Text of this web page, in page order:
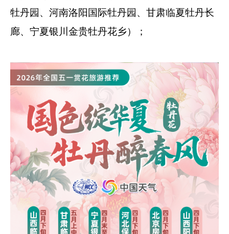
牡丹园、河南洛阳国际牡丹园、甘肃临夏牡丹长
廊、宁夏银川金贵牡丹花乡）；